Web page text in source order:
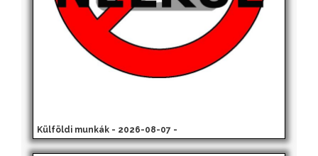
Külföldi munkák - 2026-08-07 -